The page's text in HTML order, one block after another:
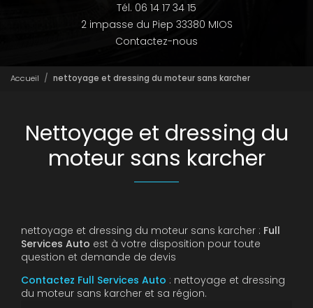
Tél. 06 14 17 34 15
2 impasse du Piep 33380 MIOS
Contactez-nous
Accueil nettoyage et dressing du moteur sans karcher
Nettoyage et dressing du
moteur sans karcher
nettoyage et dressing du moteur sans karcher : Full
Services Auto est à votre disposition pour toute
question et demande de devis
Contactez Full Services Auto : nettoyage et dressing
du moteur sans karcher et sa région.